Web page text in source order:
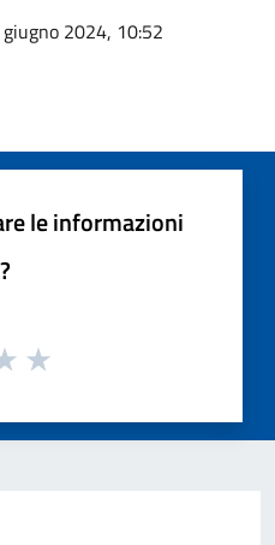
giugno 2024, 10:52
le informazioni